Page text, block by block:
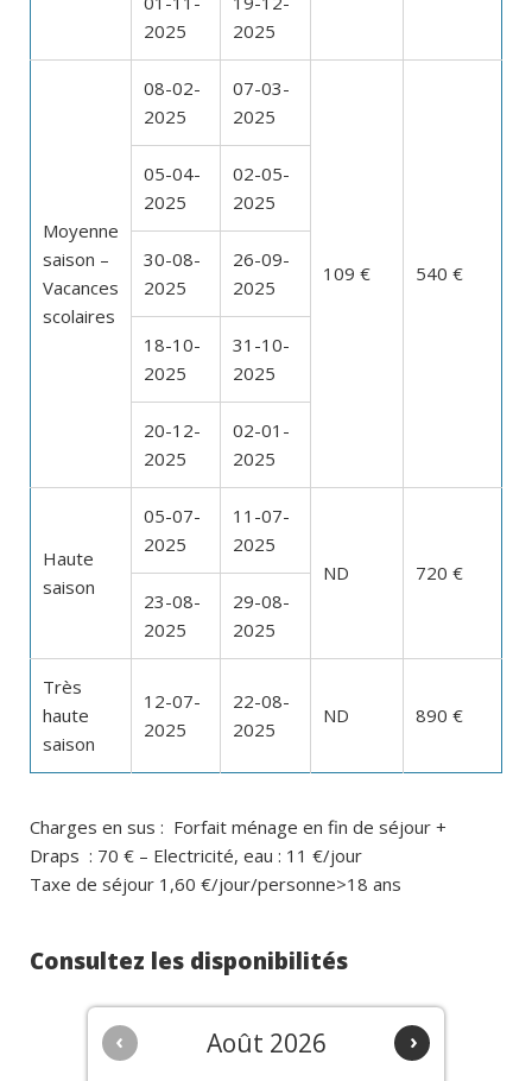
2025
2025
Moyenne
saison –
Vacances
scolaires
08-02-
2025
07-03-
2025
109 € 540 €
05-04-
2025
02-05-
2025
30-08-
2025
26-09-
2025
18-10-
2025
31-10-
2025
20-12-
2025
02-01-
2025
Haute
saison
05-07-
2025
11-07-
2025
ND
720 €
23-08-
2025
29-08-
2025
Très
haute
saison
12-07-
2025
22-08-
2025
ND 890 €
Charges en sus : Forfait ménage en fin de séjour +
Draps : 70 € – Electricité, eau : 11 €/jour
Taxe de séjour 1,60 €/jour/personne>18 ans
Consultez les disponibilités
‹ ›
Août 2026